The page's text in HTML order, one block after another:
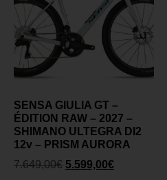
SENSA GIULIA GT –
ÉDITION RAW – 2027 –
SHIMANO ULTEGRA DI2
12v – PRISM AURORA
7.649,00€ 5.599,00€